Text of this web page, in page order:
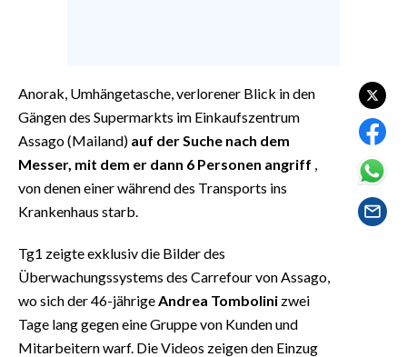
VIDEO
INFO AZIENDE
ANNUNCI
NECROLOGI
PUBBLICITÀ
SPIAGGE
Anorak, Umhängetasche, verlorener Blick in den
Gängen des Supermarkts im Einkaufszentrum
Assago (Mailand) auf der Suche nach dem
Messer, mit dem er dann 6 Personen angriff
von denen einer während des Transports ins
Krankenhaus starb.
Tg1 zeigte exklusiv die Bilder des
Überwachungssystems des Carrefour von Assago,
wo sich der 46-jährige Andrea Tombolini zwei
Tage lang gegen eine Gruppe von Kunden und
Mitarbeitern warf. Die Videos zeigen den Einzug